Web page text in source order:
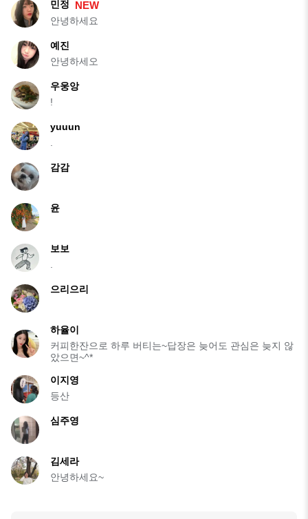
민정 NEW
안녕하세요
예진
안녕하세오
우웅앙
!
yuuun
감감
윤
보보
으리으리
하율이
커피한잔으로 하루 버티는~답장은 늦어도 관심은 늦지 않
았으면~^*
이지영
등산
심주영
김세라
안녕하세요~